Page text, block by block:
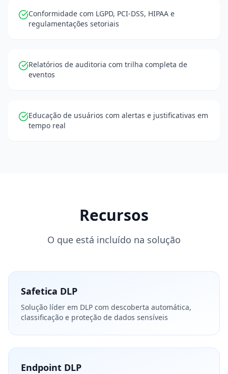
Conformidade com LGPD, PCI-DSS, HIPAA e
regulamentações setoriais
Relatórios de auditoria com trilha completa de
eventos
Educação de usuários com alertas e justificativas em
tempo real
Recursos
O que está incluído na solução
Safetica DLP
Solução líder em DLP com descoberta automática,
classificação e proteção de dados sensíveis
Endpoint DLP